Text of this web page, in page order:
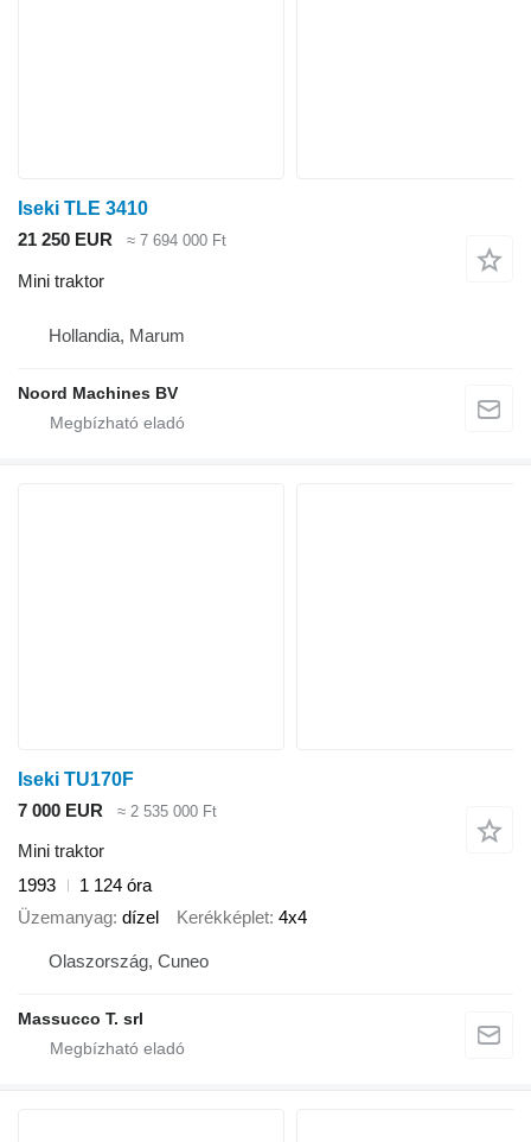
Iseki TLE 3410
21 250 EUR
≈ 7 694 000 Ft
Mini traktor
Hollandia, Marum
Noord Machines BV
Iseki TU170F
7 000 EUR
≈ 2 535 000 Ft
Mini traktor
1993
1 124 óra
Üzemanyag dízel Kerékképlet 4x4
Olaszország, Cuneo
Massucco T. srl